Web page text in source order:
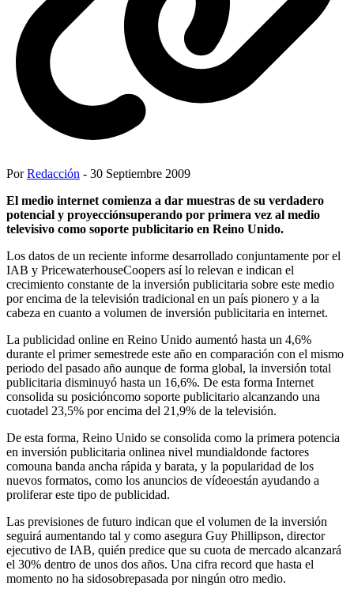
PorRedacción - 30 Septiembre 2009
El medio internet comienza a dar muestras de su verdadero
potencial y proyecciónsuperando por primera vez al medio
televisivo como soporte publicitario en Reino Unido.
Los datos de un reciente informe desarrollado conjuntamente por el
IAB y PricewaterhouseCoopers así lo relevan e indican el
crecimiento constante de la inversión publicitaria sobre este medio
por encima de la televisión tradicional en un país pionero y a la
cabeza en cuanto a volumen de inversión publicitaria en internet.
La publicidad online en Reino Unido aumentó hasta un 4,6%
durante el primer semestrede este año en comparación con el mismo
periodo del pasado año aunque de forma global, la inversión total
publicitaria disminuyó hasta un 16,6%. De esta forma Internet
consolida su posicióncomo soporte publicitario alcanzando una
cuotadel 23,5% por encima del 21,9% de la televisión.
De esta forma, Reino Unido se consolida como la primera potencia
en inversión publicitaria onlinea nivel mundialdonde factores
comouna banda ancha rápida y barata, y la popularidad de los
nuevos formatos, como los anuncios de vídeoestán ayudando a
proliferar este tipo de publicidad.
Las previsiones de futuro indican que el volumen de la inversión
seguirá aumentando tal y como asegura Guy Phillipson, director
ejecutivo de IAB, quién predice que su cuota de mercado alcanzará
el 30% dentro de unos dos años. Una cifra record que hasta el
momento no ha sidosobrepasada por ningún otro medio.